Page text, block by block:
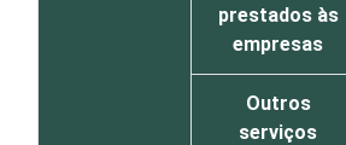
prestados às
empresas
Outros
serviços